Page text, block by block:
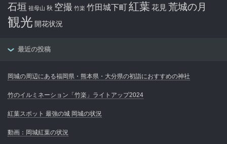
石垣 祖母山 秋 空撮 竹楽 竹田城下町紅葉 花見 荒城の月
観光 開花状況
最近の投稿
岡城の周辺にある福岡県・熊本県・大分県の初詣におすすめの神社
竹のイルミネーション「竹楽」ライトアップ2024
紅葉スポット 最強の城 岡城の状況
動画：岡城紅葉の状況